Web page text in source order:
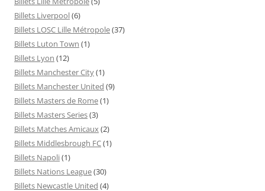
Billets Liverpool(6)
Billets LOSC Lille Métropole(37)
Billets Luton Town (1)
Billets Lyon (12)
Billets Manchester City(1)
Billets Manchester United (9)
Billets Masters de Rome(1)
Billets Masters Series(3)
Billets Matches Amicaux(2)
Billets Middlesbrough FC(1)
Billets Napoli(1)
Billets Nations League(30)
Billets Newcastle United (4)